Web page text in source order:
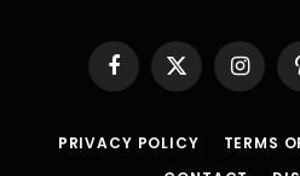
Facebook
X
(Twitter)
PRIVACY POLICY TERMS